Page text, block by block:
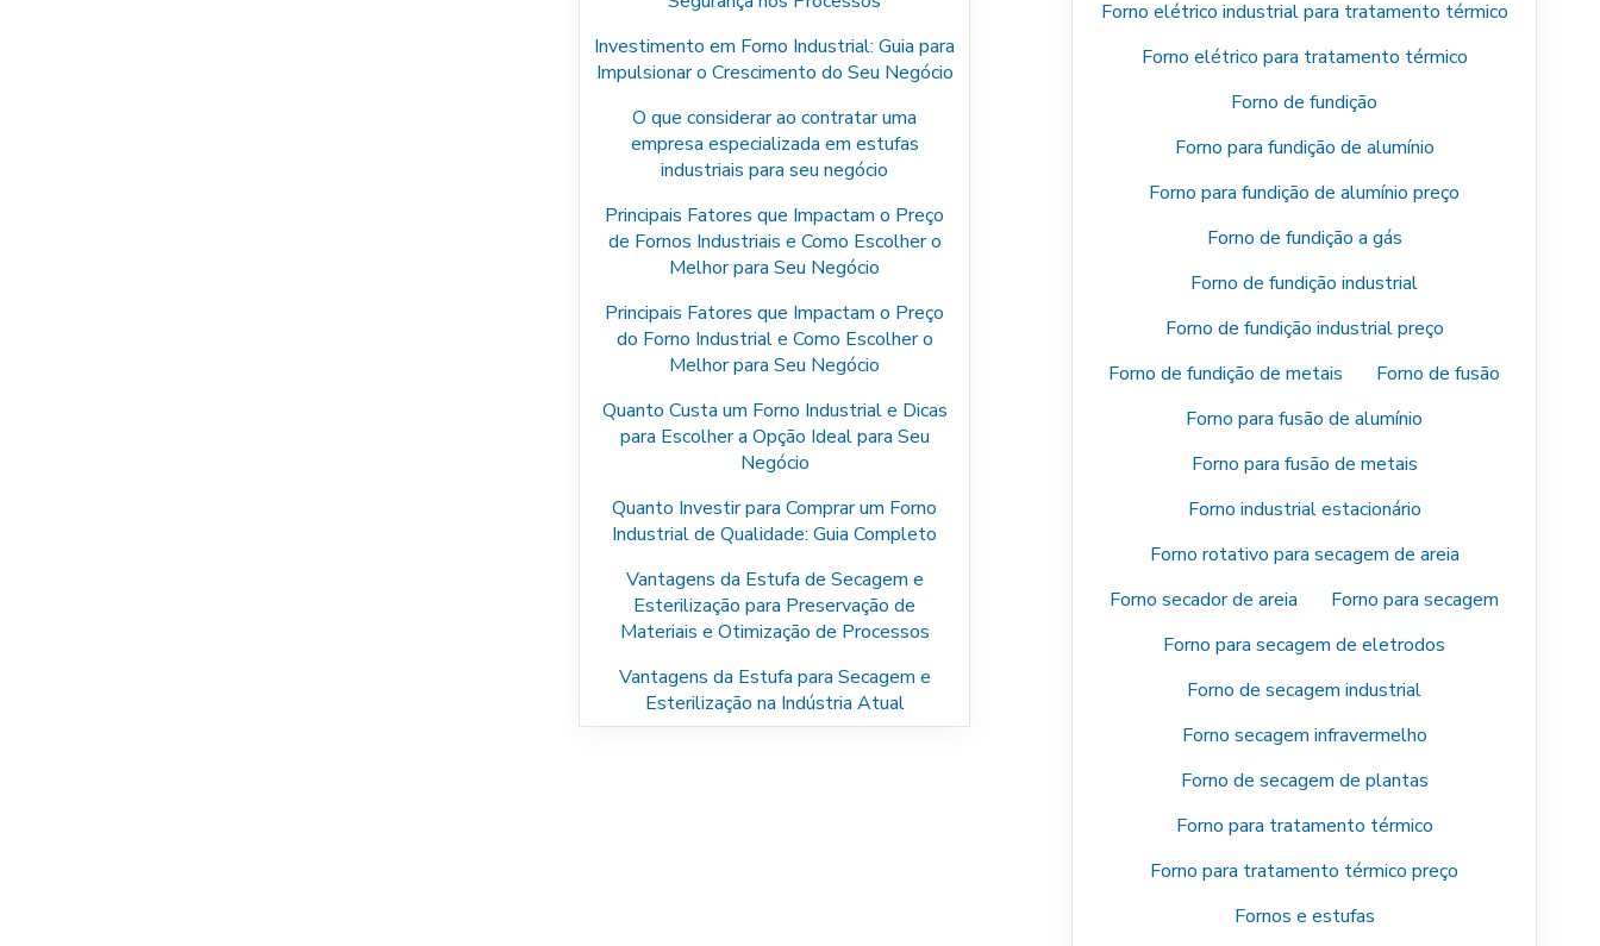
Investimento em Forno Industrial: Guia para
Impulsionar o Crescimento do Seu Negócio
O que considerar ao contratar uma
empresa especializada em estufas
industriais para seu negócio
Principais Fatores que Impactam o Preço
de Fornos Industriais e Como Escolher o
Melhor para Seu Negócio
Principais Fatores que Impactam o Preço
do Forno Industrial e Como Escolher o
Melhor para Seu Negócio
Quanto Custa um Forno Industrial e Dicas
para Escolher a Opção Ideal para Seu
Negócio
Quanto Investir para Comprar um Forno
Industrial de Qualidade: Guia Completo
Vantagens da Estufa de Secagem e
Esterilização para Preservação de
Materiais e Otimização de Processos
Vantagens da Estufa para Secagem e
Esterilização na Indústria Atual
Forno elétrico industrial para tratamento térmico
Forno elétrico para tratamento térmico
Forno de fundição
Forno para fundição de alumínio
Forno para fundição de alumínio preço
Forno de fundição a gás
Forno de fundição industrial
Forno de fundição industrial preço
Forno de fundição de metais
Forno de fusão
Forno para fusão de alumínio
Forno para fusão de metais
Forno industrial estacionário
Forno rotativo para secagem de areia
Forno secador de areia
Forno para secagem
Forno para secagem de eletrodos
Forno de secagem industrial
Forno secagem infravermelho
Forno de secagem de plantas
Forno para tratamento térmico
Forno para tratamento térmico preço
Fornos e estufas